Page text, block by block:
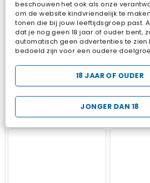
beschouwen het ook als onze
om de website kindvriendelijk te
tonen die bij jouw leeftijdsgroep past.
dat je nog geen 18 jaar of ouder bent,
automatisch geen advertenties te zien
bedoeld zijn voor een oudere
JONGER DAN 18
18 JAAR OF OUDER
Pop Fruit
Hospital Surgeon Doctor Game